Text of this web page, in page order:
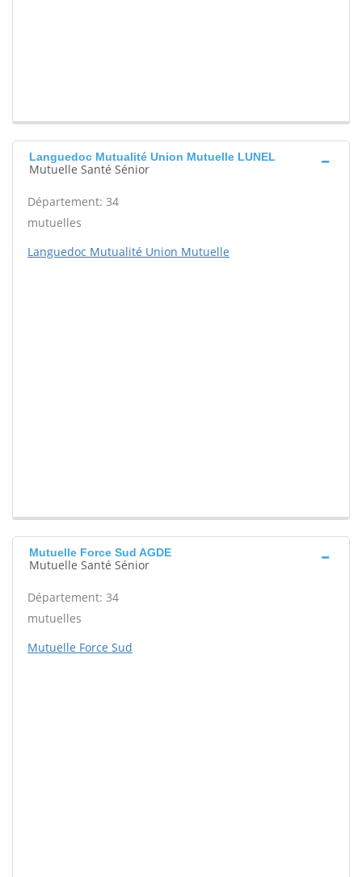
Languedoc Mutualité Union Mutuelle LUNEL
Mutuelle Santé Sénior
Département: 34
mutuelles
Languedoc Mutualité Union Mutuelle
Mutuelle Force Sud AGDE
Mutuelle Santé Sénior
Département: 34
mutuelles
Mutuelle Force Sud